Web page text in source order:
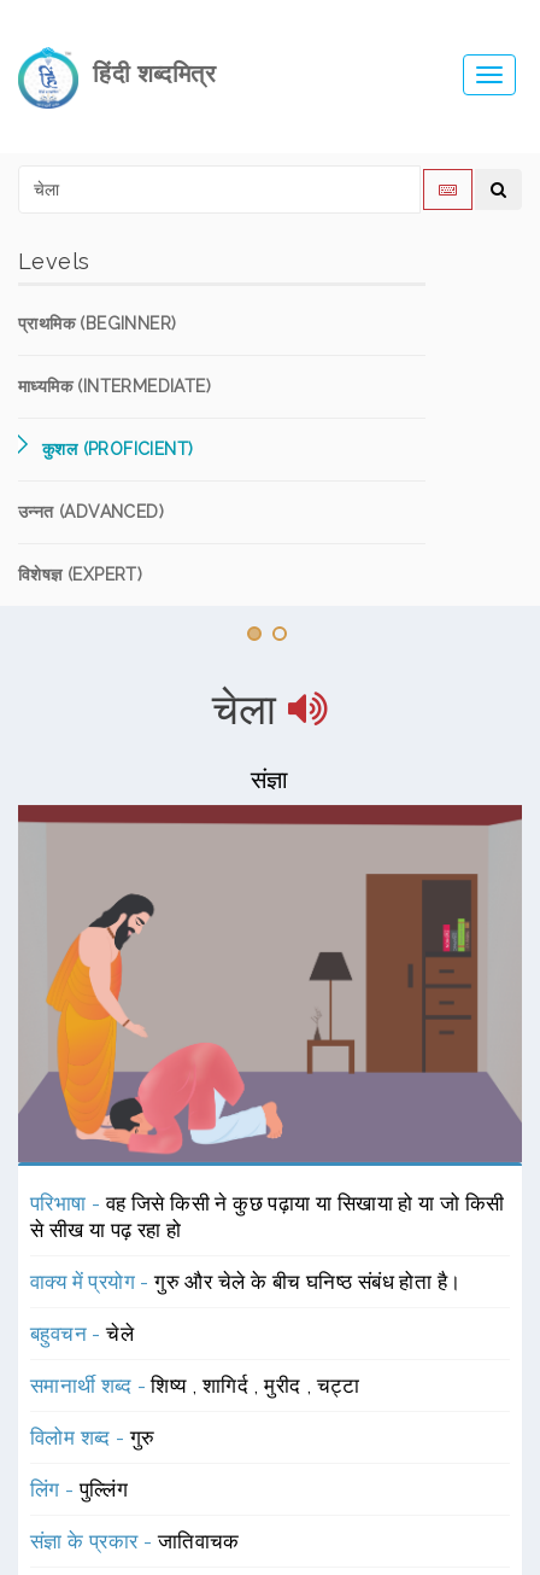
हिंदी शब्दमित्र
Levels
प्राथमिक (BEGINNER)
माध्यमिक (INTERMEDIATE)
कुशल (PROFICIENT)
उन्नत (ADVANCED)
विशेषज्ञ (EXPERT)
चेला
संज्ञा
परिभाषा -वह जिसे किसी ने कुछ पढ़ाया या सिखाया हो या जो किसी
से सीख या पढ़ रहा हो
वाक्य में प्रयोग -गुरु और चेले के बीच घनिष्ठ संबंध होता है।
बहुवचन -चेले
समानार्थी शब्द -शिष्य ,शागिर्द ,मुरीद ,चट्टा
विलोम शब्द -गुरु
लिंग -पुल्लिंग
संज्ञा के प्रकार -जातिवाचक